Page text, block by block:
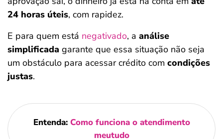
24 horas úteis, com rapidez.
E para quem está negativado, a análise
simplificada garante que essa situação não seja
um obstáculo para acessar crédito com condições
justas.
Entenda: Como funciona o atendimento
meutudo